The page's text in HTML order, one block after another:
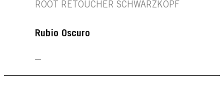
ROOT RETOUCHER SCHWARZKOPF
Rubio Oscuro
...